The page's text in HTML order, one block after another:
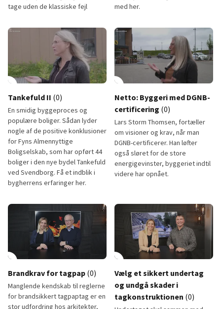
tage uden de klassiske fejl
Grønne tage: Få Jonas Kolbes råd til projektering
med her.
Tagterrassen: 3 ting du skal
Tankefuld II (0)
En smidig byggeproces og
populære boliger. Sådan lyder
nogle af de positive konklusioner
for Fyns Almennyttige
Boligselskab, som har opført 44
boliger i den nye bydel Tankefuld
ved Svendborg. Få et indblik i
bygherrens erfaringer her.
play_circleNetto: Byggeri med DGNB-
certificering (0)
Lars Storm Thomsen, fortæller
om visioner og krav, når man
DGNB-certificerer. Han løfter
også sløret for de store
energigevinster, byggeriet indtil
videre har opnået.
Brandkrav for tagpap (0)
Manglende kendskab til reglerne
for brandsikkert tagpaptag er en
stor udfordring hos arkitekter,
play_circleVælg et sikkert undertag
og undgå skader i
tagkonstruktionen (0)